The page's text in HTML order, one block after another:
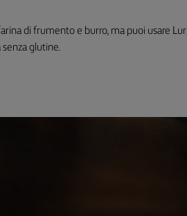
di frumento e burro, ma puoi usare
glutine.